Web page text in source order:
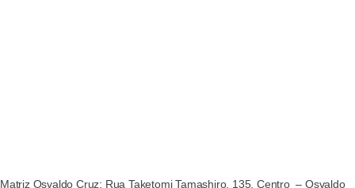
Matriz Osvaldo Cruz: Rua Taketomi Tamashiro, 135, Centro – Osvaldo